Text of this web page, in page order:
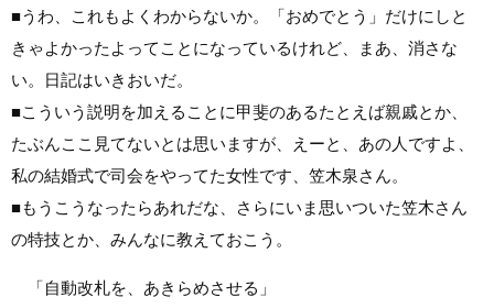
■うわ、これもよくわからないか。「おめでとう」だけにしと
きゃよかったよってことになっているけれど、まあ、消さな
い。日記はいきおいだ。
■こういう説明を加えることに甲斐のあるたとえば親戚とか、
たぶんここ見てないとは思いますが、えーと、あの人ですよ、
私の結婚式で司会をやってた女性です、笠木泉さん。
■もうこうなったらあれだな、さらにいま思いついた笠木さん
の特技とか、みんなに教えておこう。
「自動改札を、あきらめさせる」